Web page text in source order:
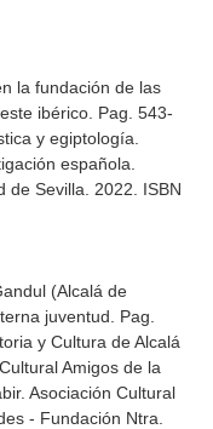
la fundación de las
ibérico. Pag. 543-
y egiptología.
española
de Sevilla. 2022. ISBN
(Alcalá de
juventud. Pag.
y Cultura de Alcalá
Amigos de la
Asociación Cultural
- Fundación Ntra.